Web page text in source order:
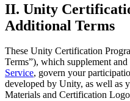
II. Unity
Additional Terms
These Unity Certification
Terms”), which supplement
Service, govern your
developed by Unity, as well as
Materials and Certification